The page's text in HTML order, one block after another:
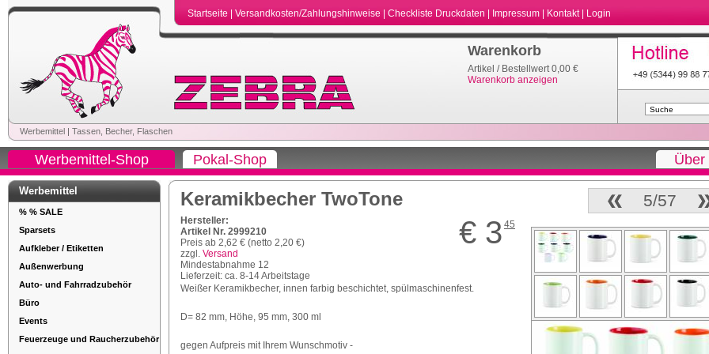
Startseite Versandkosten/Zahlungshinweise Checkliste Druckdaten Impressum Kontakt Login
Warenkorb
Artikel / Bestellwert 0,00 €
Warenkorb anzeigen
Werbemittel | Tassen, Becher, Flaschen
Werbemittel-Shop Pokal-Shop Über
Werbemittel
% % SALE
Sparsets
Aufkleber / Etiketten
Außenwerbung
Auto- und Fahrradzubehör
Büro
Events
Feuerzeuge und Raucherzubehör
5/57
Keramikbecher TwoTone
€ 3 45
Hersteller:
Artikel Nr. 2999210
Preis ab 2,62 € (netto 2,20 €)
zzgl. Versand
Mindestabnahme 12
Lieferzeit: ca. 8-14 Arbeitstage
Weißer Keramikbecher, innen farbig beschichtet, spülmaschinenfest.
D= 82 mm, Höhe, 95 mm, 300 ml
gegen Aufpreis mit Ihrem Wunschmotiv -